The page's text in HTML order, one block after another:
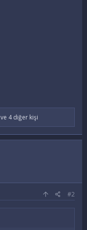
ve 4 diğer kişi
#2